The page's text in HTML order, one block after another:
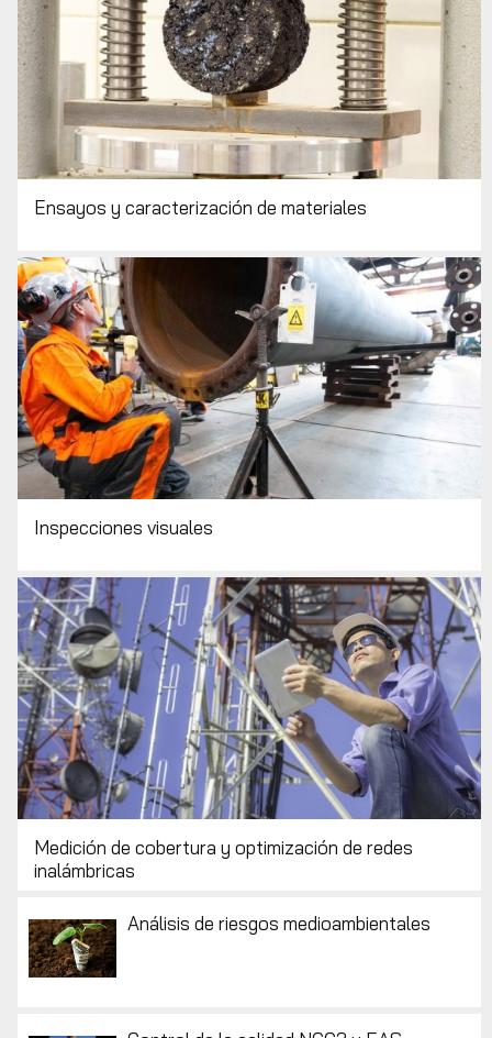
Ensayos y caracterización de materiales
Inspecciones visuales
Medición de cobertura y optimización de redes
inalámbricas
Análisis de riesgos medioambientales